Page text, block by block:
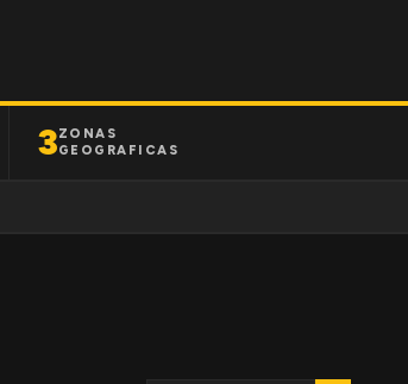
3ZONAS
GEOGRAFICAS